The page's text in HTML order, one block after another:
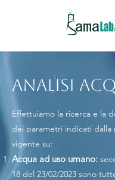
ANALISI
Effettuiamo la ricerca e la
dei parametri indicati dalla
vigente su:
Acqua ad uso umano:
18 del 23/02/2023 sono